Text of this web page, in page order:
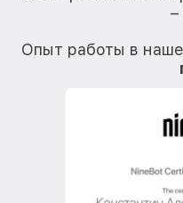
–
Опыт работы в